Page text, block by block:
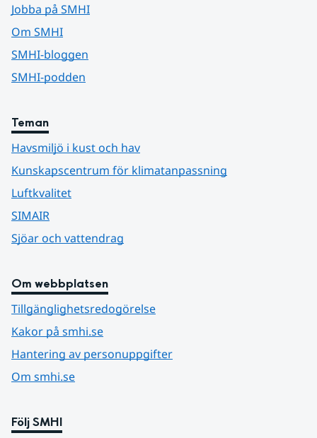
Jobba på SMHI
Om SMHI
SMHI-bloggen
SMHI-podden
Teman
Havsmiljö i kust och hav
Kunskapscentrum för klimatanpassning
Luftkvalitet
SIMAIR
Sjöar och vattendrag
Om webbplatsen
Tillgänglighetsredogörelse
Kakor på smhi.se
Hantering av personuppgifter
Om smhi.se
Följ SMHI